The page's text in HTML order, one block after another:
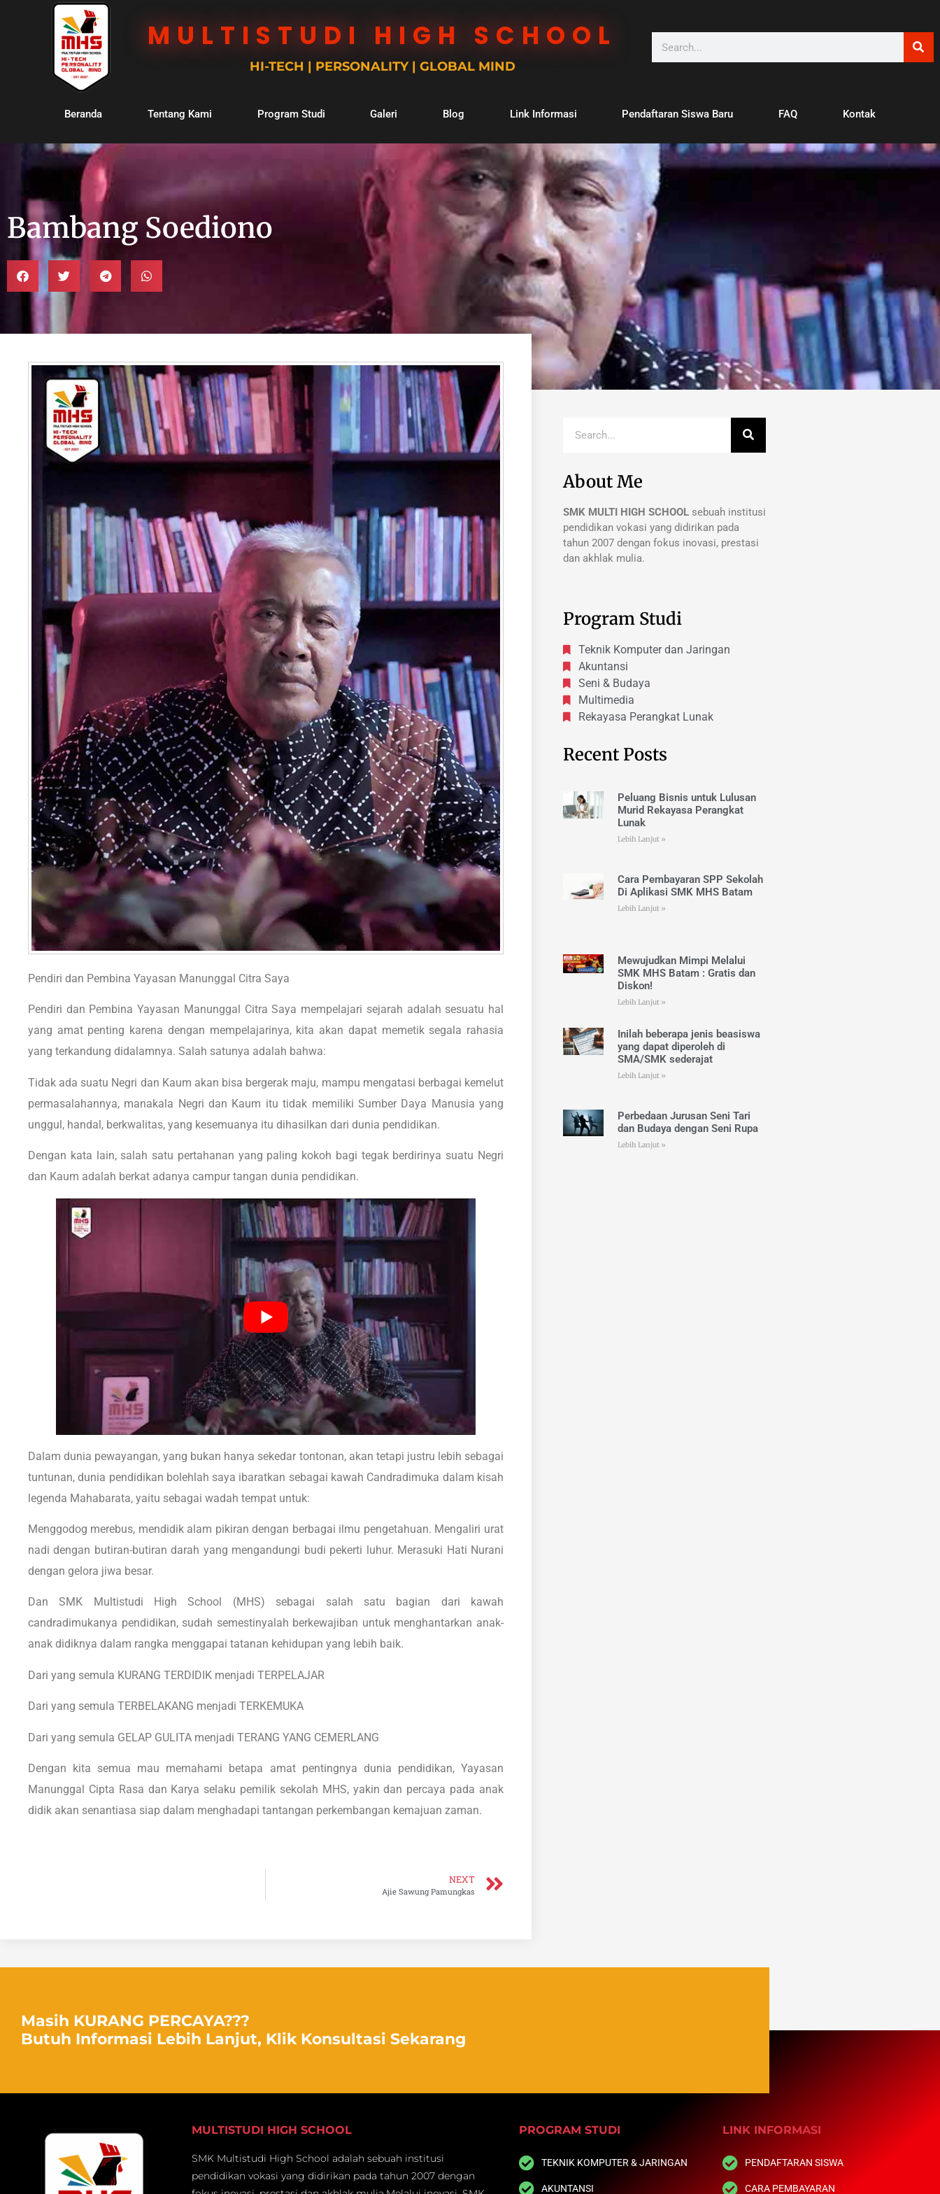
MULTISTUDI HIGH SCHOOL
HI-TECH | PERSONALITY | GLOBAL MIND
Beranda Tentang Kami Program Studi Galeri Blog Link Informasi Pendaftaran Siswa Baru FAQ Kontak
Bambang Soediono
Pendiri dan Pembina Yayasan Manunggal Citra Saya
Pendiri dan Pembina Yayasan Manunggal Citra Saya mempelajari sejarah adalah sesuatu hal
yang amat penting karena dengan mempelajarinya, kita akan dapat memetik segala rahasia
yang terkandung didalamnya. Salah satunya adalah bahwa:
Tidak ada suatu Negri dan Kaum akan bisa bergerak maju, mampu mengatasi berbagai kemelut
permasalahannya, manakala Negri dan Kaum itu tidak memiliki Sumber Daya Manusia yang
unggul, handal, berkwalitas, yang kesemuanya itu dihasilkan dari dunia pendidikan.
Dengan kata lain, salah satu pertahanan yang paling kokoh bagi tegak berdirinya suatu Negri
dan Kaum adalah berkat adanya campur tangan dunia pendidikan.
Dalam dunia pewayangan, yang bukan hanya sekedar tontonan, akan tetapi justru lebih sebagai
tuntunan, dunia pendidikan bolehlah saya ibaratkan sebagai kawah Candradimuka dalam kisah
legenda Mahabarata, yaitu sebagai wadah tempat untuk:
Menggodog merebus, mendidik alam pikiran dengan berbagai ilmu pengetahuan. Mengaliri urat
nadi dengan butiran-butiran darah yang mengandungi budi pekerti luhur. Merasuki Hati Nurani
dengan gelora jiwa besar.
Dan SMK Multistudi High School (MHS) sebagai salah satu bagian dari kawah
candradimukanya pendidikan, sudah semestinyalah berkewajiban untuk menghantarkan anak-
anak didiknya dalam rangka menggapai tatanan kehidupan yang lebih baik.
Dari yang semula KURANG TERDIDIK menjadi TERPELAJAR
Dari yang semula TERBELAKANG menjadi TERKEMUKA
Dari yang semula GELAP GULITA menjadi TERANG YANG CEMERLANG
Dengan kita semua mau memahami betapa amat pentingnya dunia pendidikan, Yayasan
Manunggal Cipta Rasa dan Karya selaku pemilik sekolah MHS, yakin dan percaya pada anak
didik akan senantiasa siap dalam menghadapi tantangan perkembangan kemajuan zaman.
NEXT
Ajie Sawung Pamungkas
About Me
SMK MULTI HIGH SCHOOLsebuah institusi
pendidikan vokasi yang didirikan pada
tahun 2007 dengan fokus inovasi, prestasi
dan akhlak mulia.
Program Studi
Teknik Komputer dan Jaringan
Akuntansi
Seni & Budaya
Multimedia
Rekayasa Perangkat Lunak
Recent Posts
Peluang Bisnis untuk Lulusan
Murid Rekayasa Perangkat
Lunak
Lebih Lanjut »
Cara Pembayaran SPP Sekolah
Di Aplikasi SMK MHS Batam
Lebih Lanjut »
Mewujudkan Mimpi Melalui
SMK MHS Batam : Gratis dan
Diskon!
Lebih Lanjut »
Inilah beberapa jenis beasiswa
yang dapat diperoleh di
SMA/SMK sederajat
Lebih Lanjut »
Perbedaan Jurusan Seni Tari
dan Budaya dengan Seni Rupa
Lebih Lanjut »
Masih KURANG PERCAYA???
Butuh Informasi Lebih Lanjut, Klik Konsultasi Sekarang
MULTISTUDI HIGH SCHOOL
SMK Multistudi High School adalah sebuah institusi
pendidikan vokasi yang didirikan pada tahun 2007 dengan
PROGRAM STUDI
TEKNIK KOMPUTER & JARINGAN
AKUNTANSI
LINK INFORMASI
PENDAFTARAN SISWA
CARA PEMBAYARAN